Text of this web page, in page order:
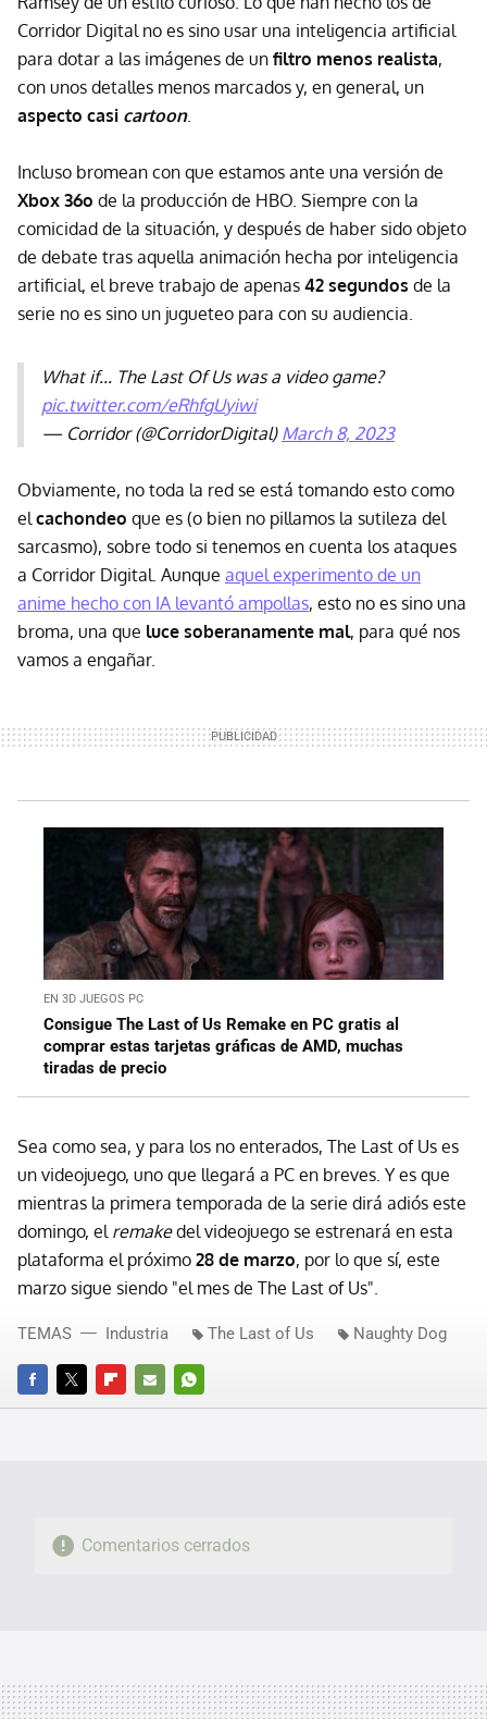
Corridor Digital no es sino usar una inteligencia artificial
para dotar a las imágenes de un filtro menos realista,
con unos detalles menos marcados y, en general, un
aspecto casi cartoon.
Incluso bromean con que estamos ante una versión de
Xbox 36o de la producción de HBO. Siempre con la
comicidad de la situación, y después de haber sido objeto
de debate tras aquella animación hecha por inteligencia
artificial, el breve trabajo de apenas 42 segundos de la
serie no es sino un jugueteo para con su audiencia.
What if... The Last Of Us was a video game?
pic.twitter.com/eRhfgUyiwi
— Corridor (@CorridorDigital) March 8, 2023
Obviamente, no toda la red se está tomando esto como
el cachondeo que es (o bien no pillamos la sutileza del
sarcasmo), sobre todo si tenemos en cuenta los ataques
a Corridor Digital. Aunque aquel experimento de un
anime hecho con IA levantó ampollas, esto no es sino una
broma, una que luce soberanamente mal, para qué nos
vamos a engañar.
EN 3D JUEGOS PC
Consigue The Last of Us Remake en PC gratis al
comprar estas tarjetas gráficas de AMD, muchas
tiradas de precio
Sea como sea, y para los no enterados, The Last of Us es
un videojuego, uno que llegará a PC en breves. Y es que
mientras la primera temporada de la serie dirá adiós este
domingo, el remakedel videojuego se estrenará en esta
plataforma el próximo 28 de marzo, por lo que sí, este
marzo sigue siendo "el mes de The Last of Us".
FACEBOOKTWITTERFLIPBOARD
E-
WHATSAPP
TEMAS Industria The Last of Us Naughty Dog
Comentarios cerrados